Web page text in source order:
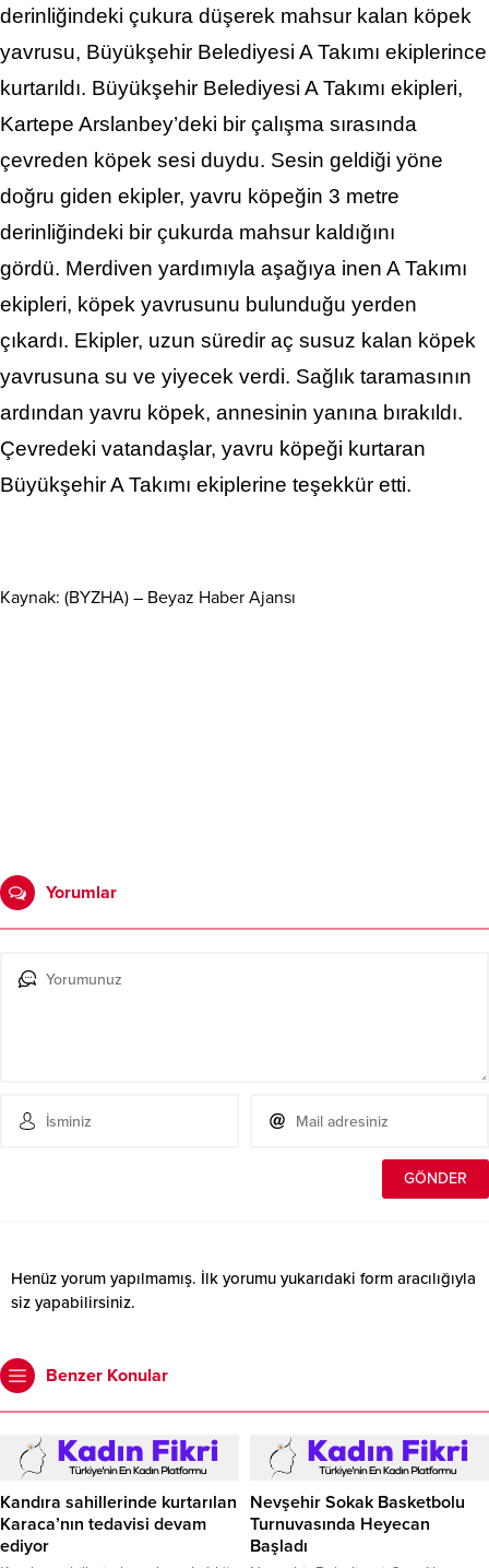
derinliğindeki çukura düşerek mahsur kalan köpek
yavrusu, Büyükşehir Belediyesi A Takımı ekiplerince
kurtarıldı. Büyükşehir Belediyesi A Takımı ekipleri,
Kartepe Arslanbey’deki bir çalışma sırasında
çevreden köpek sesi duydu. Sesin geldiği yöne
doğru giden ekipler, yavru köpeğin 3 metre
derinliğindeki bir çukurda mahsur kaldığını
gördü. Merdiven yardımıyla aşağıya inen A Takımı
ekipleri, köpek yavrusunu bulunduğu yerden
çıkardı. Ekipler, uzun süredir aç susuz kalan köpek
yavrusuna su ve yiyecek verdi. Sağlık taramasının
ardından yavru köpek, annesinin yanına bırakıldı.
Çevredeki vatandaşlar, yavru köpeği kurtaran
Büyükşehir A Takımı ekiplerine teşekkür etti.
Kaynak: (BYZHA) – Beyaz Haber Ajansı
Yorumlar
Henüz yorum yapılmamış. İlk yorumu yukarıdaki form aracılığıyla
siz yapabilirsiniz.
Benzer Konular
Kandıra sahillerinde kurtarılan
Karaca’nın tedavisi devam
ediyor
Nevşehir Sokak Basketbolu
Turnuvasında Heyecan
Başladı